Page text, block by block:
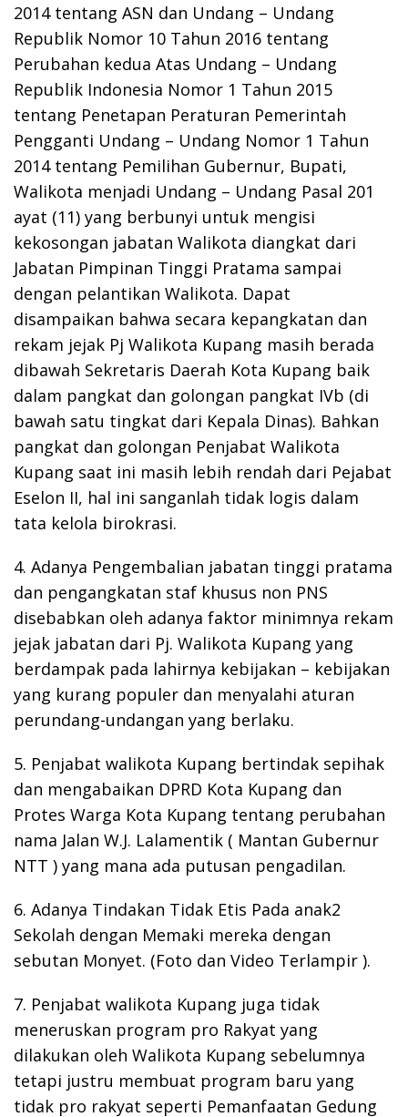
2014 tentang ASN dan Undang – Undang
Republik Nomor 10 Tahun 2016 tentang
Perubahan kedua Atas Undang – Undang
Republik Indonesia Nomor 1 Tahun 2015
tentang Penetapan Peraturan Pemerintah
Pengganti Undang – Undang Nomor 1 Tahun
2014 tentang Pemilihan Gubernur, Bupati,
Walikota menjadi Undang – Undang Pasal 201
ayat (11) yang berbunyi untuk mengisi
kekosongan jabatan Walikota diangkat dari
Jabatan Pimpinan Tinggi Pratama sampai
dengan pelantikan Walikota. Dapat
disampaikan bahwa secara kepangkatan dan
rekam jejak Pj Walikota Kupang masih berada
dibawah Sekretaris Daerah Kota Kupang baik
dalam pangkat dan golongan pangkat IVb (di
bawah satu tingkat dari Kepala Dinas). Bahkan
pangkat dan golongan Penjabat Walikota
Kupang saat ini masih lebih rendah dari Pejabat
Eselon II, hal ini sanganlah tidak logis dalam
tata kelola birokrasi.
4. Adanya Pengembalian jabatan tinggi pratama
dan pengangkatan staf khusus non PNS
disebabkan oleh adanya faktor minimnya rekam
jejak jabatan dari Pj. Walikota Kupang yang
berdampak pada lahirnya kebijakan – kebijakan
yang kurang populer dan menyalahi aturan
perundang-undangan yang berlaku.
5. Penjabat walikota Kupang bertindak sepihak
dan mengabaikan DPRD Kota Kupang dan
Protes Warga Kota Kupang tentang perubahan
nama Jalan W.J. Lalamentik ( Mantan Gubernur
NTT ) yang mana ada putusan pengadilan.
6. Adanya Tindakan Tidak Etis Pada anak2
Sekolah dengan Memaki mereka dengan
sebutan Monyet. (Foto dan Video Terlampir ).
7. Penjabat walikota Kupang juga tidak
meneruskan program pro Rakyat yang
dilakukan oleh Walikota Kupang sebelumnya
tetapi justru membuat program baru yang
tidak pro rakyat seperti Pemanfaatan Gedung